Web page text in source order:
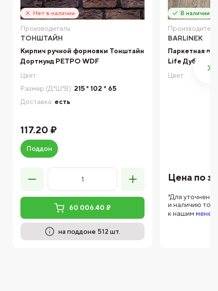
Нет в наличии
Производитель:
ТОНШТАЙН
Кирпич ручной формовки Тонштайн
Дортмунд РЕТРО WDF
Цвет:
Размер (Д*Ш*В): 215 * 102 * 65
Доставка: есть
117.20 ₽
Поддон
60 006.40 ₽
на поддоне 512 шт.
В наличии
BARLINEK
Паркетная
Life Дуб
Цвет:
Цена по
*Для
и наличию
к нашим